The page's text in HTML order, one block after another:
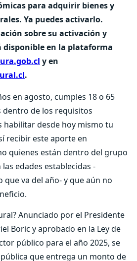
para adquirir bienes y
Ya puedes activarlo.
sobre su activación y
disponible en la plataforma
y en
.
en agosto, cumples 18 o 65
dentro de los requisitos
habilitar desde hoy mismo tu
recibir este aporte en
quienes están dentro del grupo
edades establecidas -
va del año- y que aún no
Anunciado por el Presidente
Boric y aprobado en la Ley de
público para el año 2025, se
que entrega un monto de